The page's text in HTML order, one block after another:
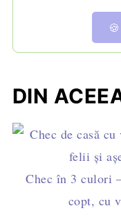
DIN
Chec în 3 culori
copt, cu